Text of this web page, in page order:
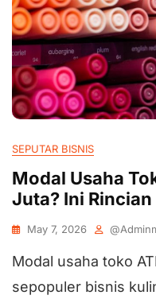
SEPUTAR BISNIS
Modal Usaha
Juta? Ini
May 7, 2026
Modal usaha toko
sepopuler bisnis